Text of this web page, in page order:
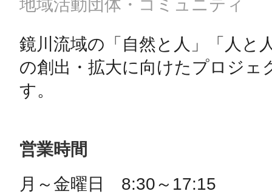
地域活動団体・コミュニティ
鏡川流域の「自然と人」「人と
の創出・拡大に向けたプロジェ
す。
営業時間
月～金曜日　8:30～17:15